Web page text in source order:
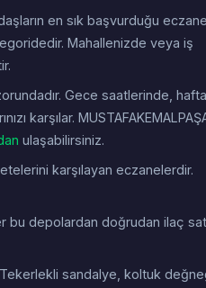
en sık başvurduğu eczane
Mahallenizde veya iş
Gece saatlerinde, hafta
karşılar.
ulaşabilirsiniz.
karşılayan eczanelerdir.
bu depolardan doğrudan ilaç
sandalye, koltuk